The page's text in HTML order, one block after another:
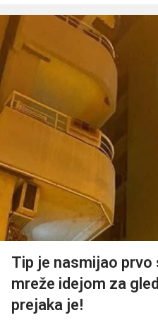
Tip je nasmijao prvo
mreže idejom za
prejaka je!